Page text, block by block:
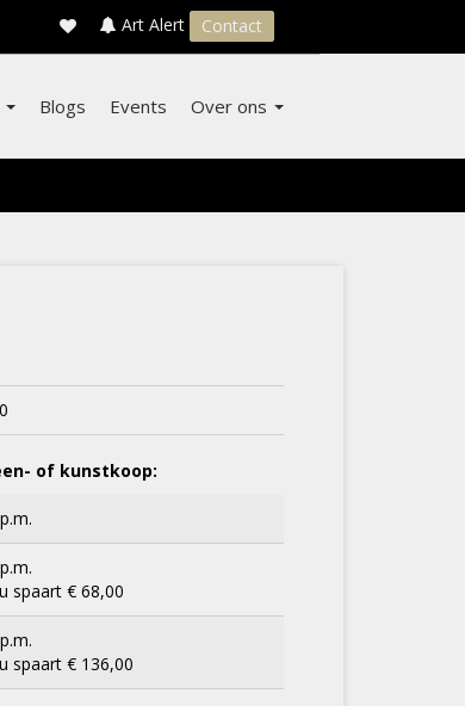
Art Alert Contact
Blogs Events Over ons
of kunstkoop:
spaart € 68,00
spaart € 136,00